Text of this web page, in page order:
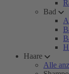
Bad
Haare
Alle